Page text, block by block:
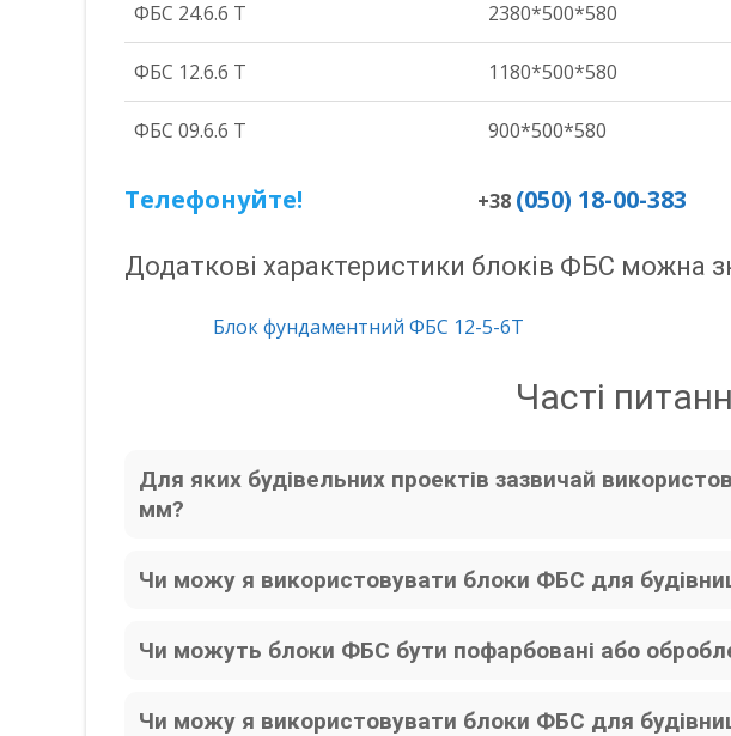
ФБС 24.6.6 Т 2380*500*580
ФБС 12.6.6 Т 1180*500*580
ФБС 09.6.6 Т 900*500*580
Телефонуйте! +38 (050) 18-00-383
Додаткові характеристики блоків ФБС можна
Блок фундаментний ФБС 12-5-6Т
Часті
Для яких будівельних проектів зазвичай
мм?
Чи можу я використовувати блоки ФБС для
Чи можуть блоки ФБС бути пофарбовані або
Чи можу я використовувати блоки ФБС для